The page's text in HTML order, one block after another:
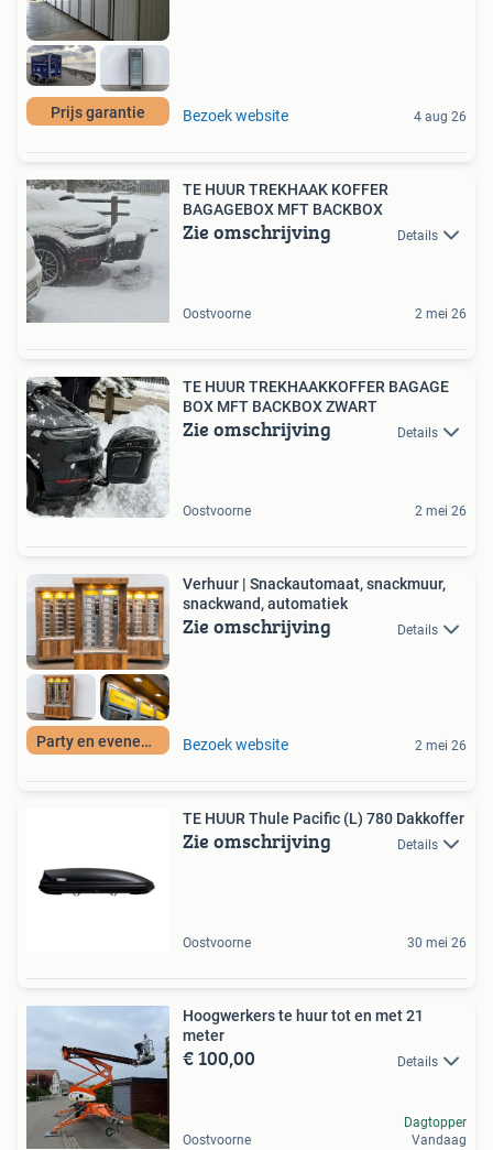
Prijs garantie Bezoek website 4 aug 26
TE HUUR TREKHAAK KOFFER
BAGAGEBOX MFT BACKBOX
Zie omschrijving Details
Oostvoorne 2 mei 26
TE HUUR TREKHAAKKOFFER BAGAGE
BOX MFT BACKBOX ZWART
Zie omschrijving Details
Oostvoorne 2 mei 26
Party en evenement
Verhuur | Snackautomaat, snackmuur,
snackwand, automatiek
Zie omschrijving Details
Bezoek website 2 mei 26
TE HUUR Thule Pacific (L) 780 Dakkoffer
Zie omschrijving Details
Oostvoorne 30 mei 26
Hoogwerkers te huur tot en met 21
meter
€ 100,00 Details
Oostvoorne
Dagtopper
Vandaag